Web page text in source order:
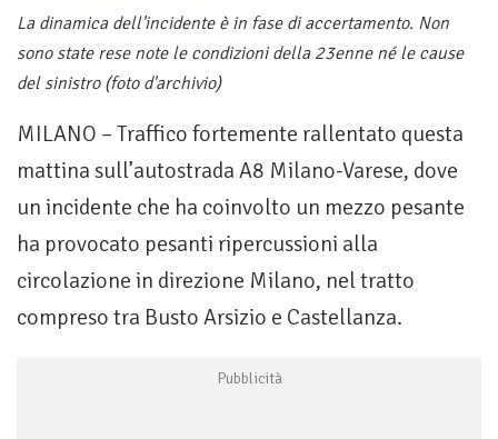
La dinamica dell'incidente è in fase di accertamento. Non
sono state rese note le condizioni della 23enne né le cause
del sinistro (foto d'archivio)
MILANO – Traffico fortemente rallentato questa
mattina sull’autostrada A8 Milano-Varese, dove
un incidente che ha coinvolto un mezzo pesante
ha provocato pesanti ripercussioni alla
circolazione in direzione Milano, nel tratto
compreso tra Busto Arsizio e Castellanza.